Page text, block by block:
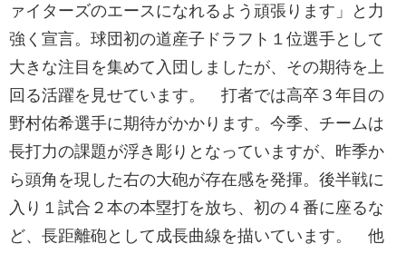
ァイターズのエースになれるよう頑張ります」と力
強く宣言。球団初の道産子ドラフト１位選手として
大きな注目を集めて入団しましたが、その期待を上
回る活躍を見せています。 打者では高卒３年目の
野村佑希選手に期待がかかります。今季、チームは
長打力の課題が浮き彫りとなっていますが、昨季か
ら頭角を現した右の大砲が存在感を発揮。後半戦に
入り１試合２本の本塁打を放ち、初の４番に座るな
ど、長距離砲として成長曲線を描いています。 他